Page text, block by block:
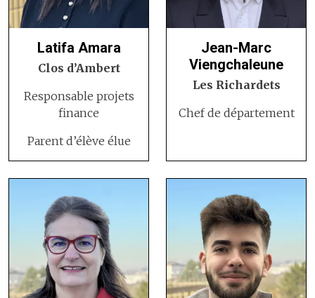
Latifa Amara
Clos d’Ambert
Responsable projets
finance
Parent d’élève élue
Jean-Marc
Viengchaleune
Les Richardets
Chef de département